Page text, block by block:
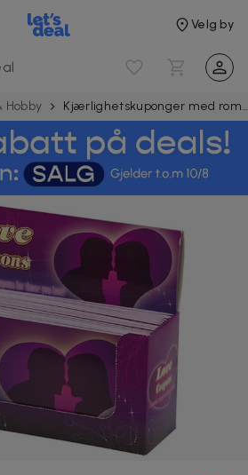
Velg by
Hobby Kjærlighetskuponger med romantiske overraskelser